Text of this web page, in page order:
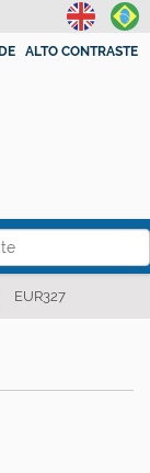
ALTO CONTRASTE
EUR327